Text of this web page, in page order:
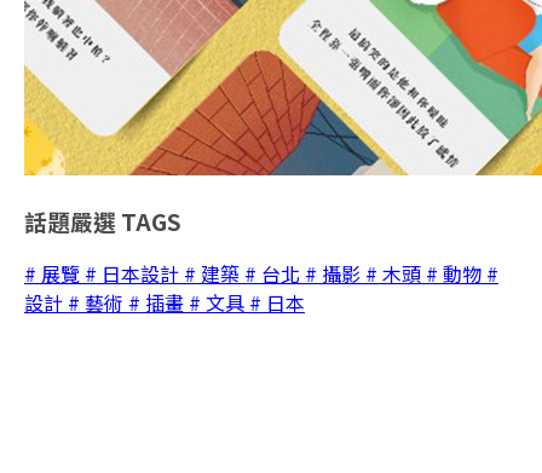
話題嚴選 TAGS
# 展覽 # 日本設計 # 建築 # 台北 # 攝影 # 木頭 # 動物 #
設計 # 藝術 # 插畫 # 文具 # 日本